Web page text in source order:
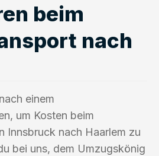
beim
nach
einem
um Kosten beim
Innsbruck nach Haarlem zu
bei uns, dem Umzugskönig